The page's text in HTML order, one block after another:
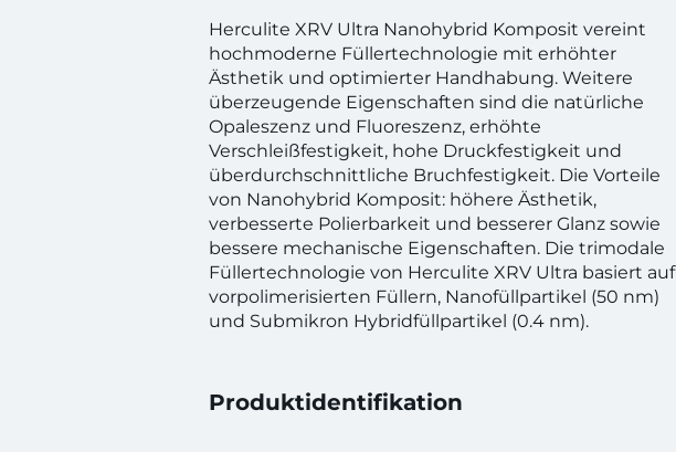
Herculite XRV Ultra Nanohybrid Komposit vereint
hochmoderne Füllertechnologie mit erhöhter
Ästhetik und optimierter Handhabung. Weitere
überzeugende Eigenschaften sind die natürliche
Opaleszenz und Fluoreszenz, erhöhte
Verschleißfestigkeit, hohe Druckfestigkeit und
überdurchschnittliche Bruchfestigkeit. Die Vorteile
von Nanohybrid Komposit: höhere Ästhetik,
verbesserte Polierbarkeit und besserer Glanz sowie
bessere mechanische Eigenschaften. Die trimodale
Füllertechnologie von Herculite XRV Ultra basiert auf
vorpolimerisierten Füllern, Nanofüllpartikel (50 nm)
und Submikron Hybridfüllpartikel (0.4 nm).
Produktidentifikation